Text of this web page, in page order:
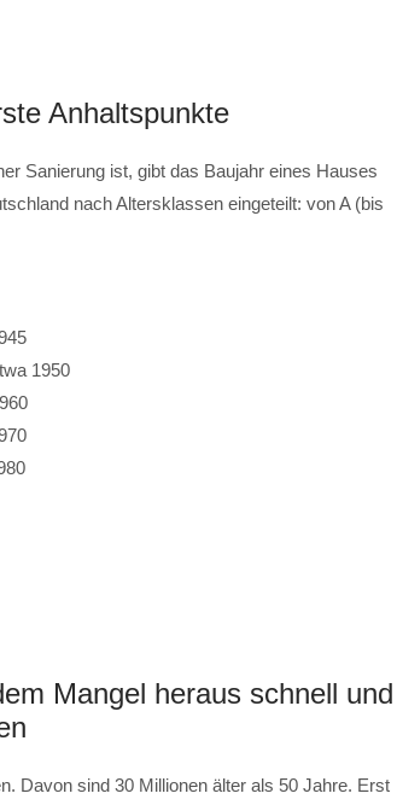
Anhaltspunkte
Sanierung ist, gibt das Baujahr eines Hauses
nach Altersklassen eingeteilt: von A (bis
1950
Mangel heraus schnell und
Davon sind 30 Millionen älter als 50 Jahre. Erst